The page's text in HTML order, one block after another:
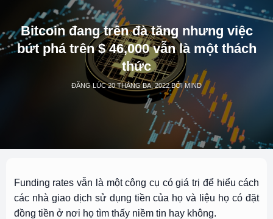
Bitcoin đang trên đà tăng nhưng việc
bứt phá trên $ 46,000 vẫn là một thách
thức
ĐĂNG LÚC20 THÁNG BA, 2022BỞIMIND
Funding rates vẫn là một công cụ có giá trị để hiểu cách
các nhà giao dịch sử dụng tiền của họ và liệu họ có đặt
đồng tiền ở nơi họ tìm thấy niềm tin hay không.